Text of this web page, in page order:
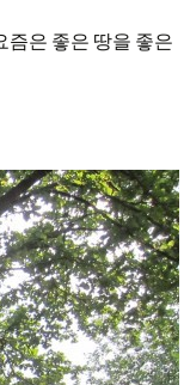
즘은 좋은 땅을 좋은